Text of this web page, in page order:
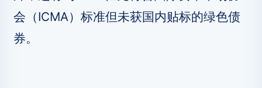
会（ICMA）标准但未获国内贴标的绿色债
券。